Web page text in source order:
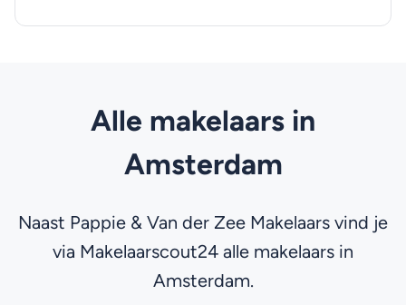
Alle makelaars in
Amsterdam
Naast Pappie & Van der Zee Makelaars vind je
via Makelaarscout24 alle makelaars in
Amsterdam.